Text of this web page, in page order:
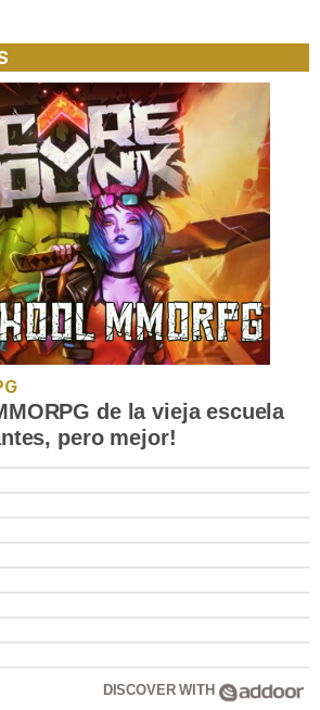
de la vieja escuela
pero mejor!
DISCOVER WITH